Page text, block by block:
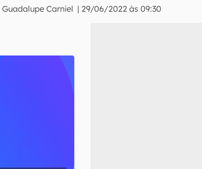
Guadalupe Carniel | 29/06/2022 às 09:30
Termos de Uso e Política de Privacidade do Canaltech.